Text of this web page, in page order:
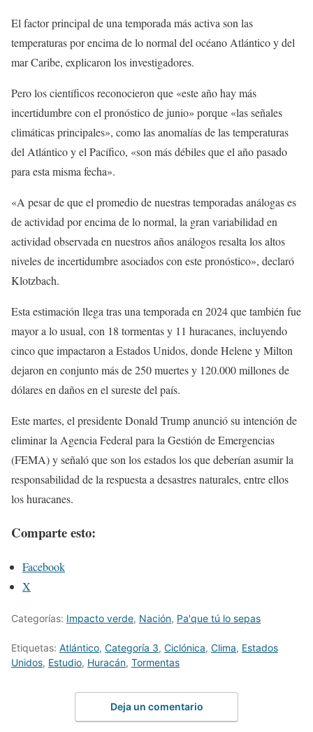
El factor principal de una temporada más activa son las
temperaturas por encima de lo normal del océano Atlántico y del
mar Caribe, explicaron los investigadores.
Pero los científicos reconocieron que «este año hay más
incertidumbre con el pronóstico de junio» porque «las señales
climáticas principales», como las anomalías de las temperaturas
del Atlántico y el Pacífico, «son más débiles que el año pasado
para esta misma fecha».
«A pesar de que el promedio de nuestras temporadas análogas es
de actividad por encima de lo normal, la gran variabilidad en
actividad observada en nuestros años análogos resalta los altos
niveles de incertidumbre asociados con este pronóstico», declaró
Klotzbach.
Esta estimación llega tras una temporada en 2024 que también fue
mayor a lo usual, con 18 tormentas y 11 huracanes, incluyendo
cinco que impactaron a Estados Unidos, donde Helene y Milton
dejaron en conjunto más de 250 muertes y 120.000 millones de
dólares en daños en el sureste del país.
Este martes, el presidente Donald Trump anunció su intención de
eliminar la Agencia Federal para la Gestión de Emergencias
(FEMA) y señaló que son los estados los que deberían asumir la
responsabilidad de la respuesta a desastres naturales, entre ellos
los huracanes.
Comparte esto:
Facebook
X
Categorías: Impacto verde, Nación, Pa'que tú lo sepas
Etiquetas: Atlántico, Categoría 3, Ciclónica, Clima, Estados
Unidos, Estudio, Huracán, Tormentas
Deja un comentario